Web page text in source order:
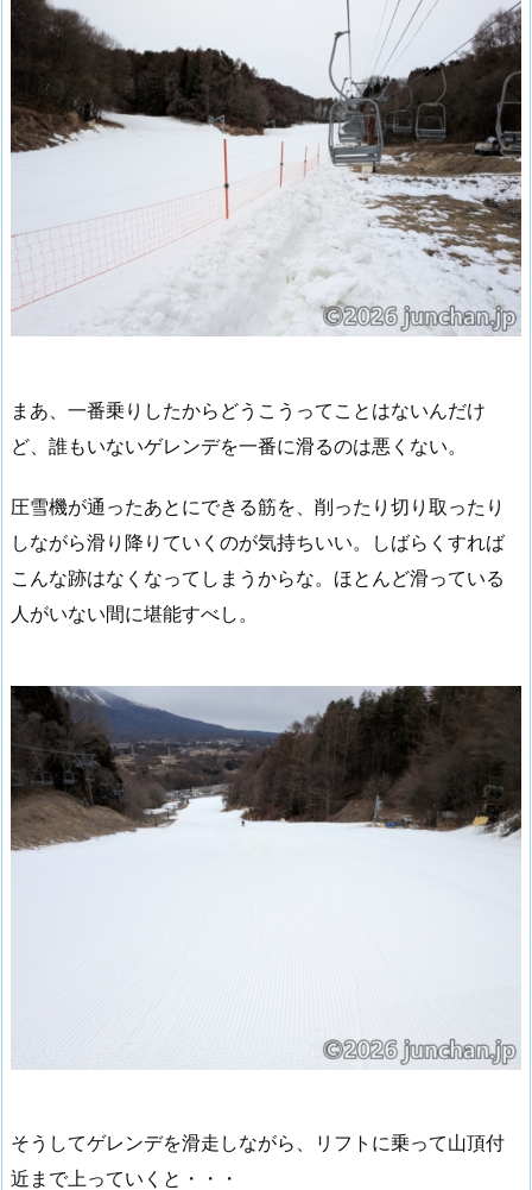
まあ、一番乗りしたからどうこうってことはないんだけ
ど、誰もいないゲレンデを一番に滑るのは悪くない。
圧雪機が通ったあとにできる筋を、削ったり切り取ったり
しながら滑り降りていくのが気持ちいい。しばらくすれば
こんな跡はなくなってしまうからな。ほとんど滑っている
人がいない間に堪能すべし。
そうしてゲレンデを滑走しながら、リフトに乗って山頂付
近まで上っていくと・・・